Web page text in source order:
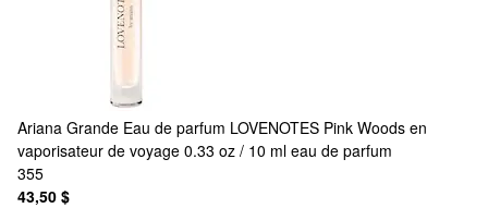
Ariana Grande Eau de parfum LOVENOTES Pink Woods en
vaporisateur de voyage 0.33 oz / 10 ml eau de parfum
355
43,50 $